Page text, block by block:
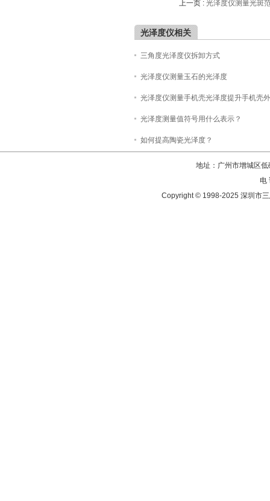
上一页 : 光泽度仪测量光斑
光泽度仪相关
三角度光泽度仪拆卸方式
光泽度仪测量玉石的光泽度
光泽度仪测量手机壳光泽度提升手机壳
光泽度测量值符号用什么表示？
如何提高陶瓷光泽度？
地址：广州市增城区
电
Copyright © 1998-2025 深圳市